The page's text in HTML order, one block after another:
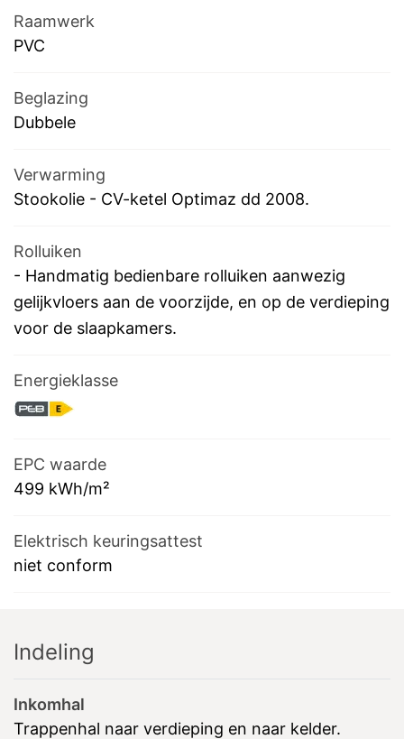
Raamwerk
PVC
Beglazing
Dubbele
Verwarming
Stookolie - CV-ketel Optimaz dd 2008.
Rolluiken
- Handmatig bedienbare rolluiken aanwezig
gelijkvloers aan de voorzijde, en op de verdieping
voor de slaapkamers.
Energieklasse
EPC waarde
499 kWh/m²
Elektrisch keuringsattest
niet conform
Indeling
Inkomhal
Trappenhal naar verdieping en naar kelder.